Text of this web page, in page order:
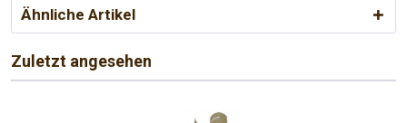
Ähnliche Artikel
Zuletzt angesehen